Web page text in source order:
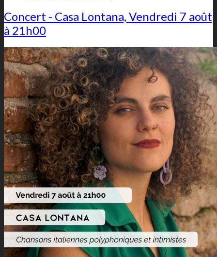
Concert - Casa Lontana, Vendredi 7 août
à 21h00